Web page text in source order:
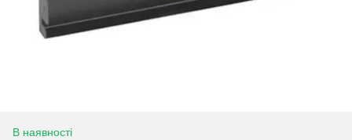
В наявності